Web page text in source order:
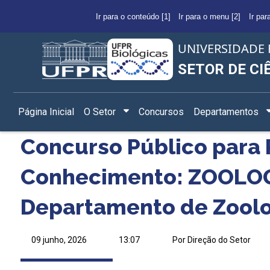
Ir para o conteúdo [1] Ir para o menu [2] Ir
UNIVERSIDADE
SETOR DE
Página Inicial O Setor Concursos Departamentos
Concurso Público para
Conhecimento:
Departamento de
09 junho, 2026 13:07 Por Direção do Setor